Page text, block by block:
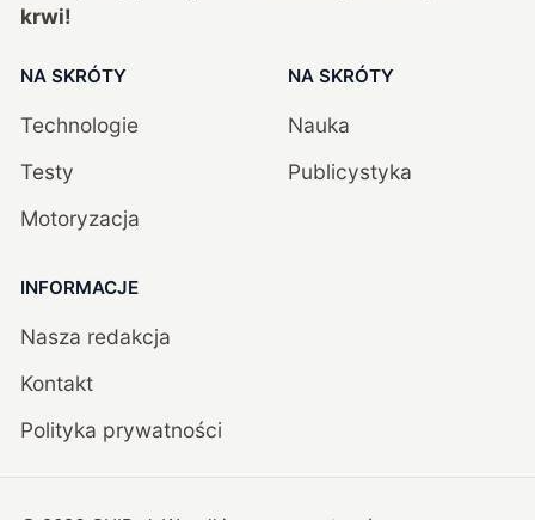
krwi!
NA SKRÓTY
Technologie
Testy
Motoryzacja
NA SKRÓTY
Nauka
Publicystyka
INFORMACJE
Nasza redakcja
Kontakt
Polityka prywatności